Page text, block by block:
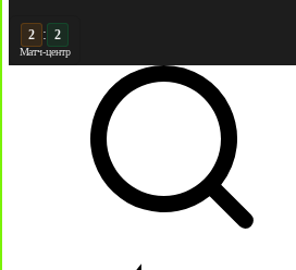
3 : 2
Матч-центр